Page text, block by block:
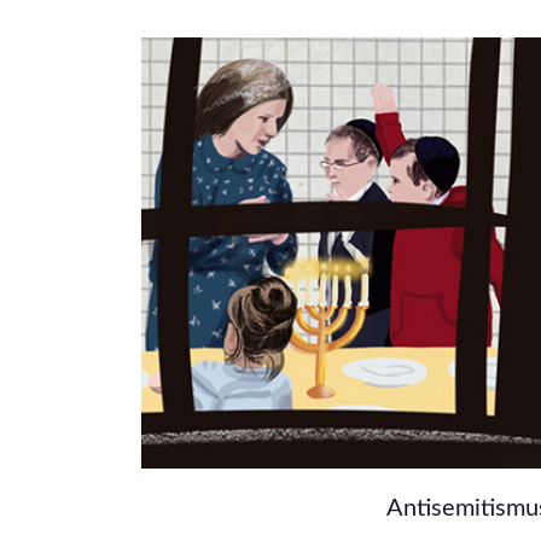
Die Judenfeindschaft ist ein uraltes, und
aktuelles Phänomen. Doch was bedeutet
eigentlich und in welchen Facetten tritt
Erscheinung? Hier finden Sie einen kurzen